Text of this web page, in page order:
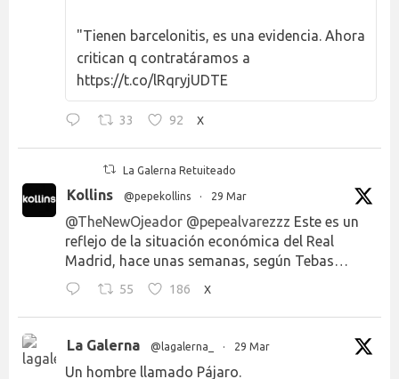
"Tienen barcelonitis, es una evidencia. Ahora
critican q contratáramos a
https://t.co/lRqryjUDTE
33 92 X
La Galerna Retuiteado
Kollins @pepekollins · 29 Mar
@TheNewOjeador @pepealvarezzz Este es un
reflejo de la situación económica del Real
Madrid, hace unas semanas, según Tebas…
55 186 X
La Galerna @lagalerna_ · 29 Mar
Un hombre llamado Pájaro.